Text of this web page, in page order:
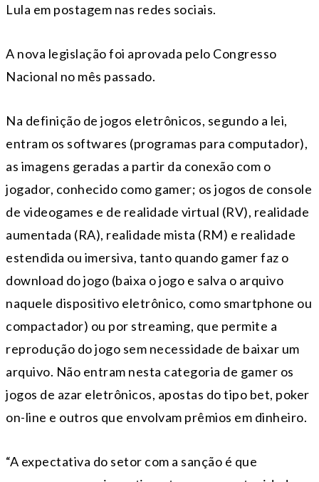
Lula em postagem nas redes sociais.
A nova legislação foi aprovada pelo Congresso
Nacional no mês passado.
Na definição de jogos eletrônicos, segundo a lei,
entram os softwares (programas para computador),
as imagens geradas a partir da conexão com o
jogador, conhecido como gamer; os jogos de console
de videogames e de realidade virtual (RV), realidade
aumentada (RA), realidade mista (RM) e realidade
estendida ou imersiva, tanto quando gamer faz o
download do jogo (baixa o jogo e salva o arquivo
naquele dispositivo eletrônico, como smartphone ou
compactador) ou por streaming, que permite a
reprodução do jogo sem necessidade de baixar um
arquivo. Não entram nesta categoria de gamer os
jogos de azar eletrônicos, apostas do tipo bet, poker
on-line e outros que envolvam prêmios em dinheiro.
“A expectativa do setor com a sanção é que